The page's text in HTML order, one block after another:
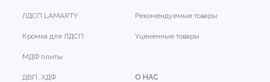
ЛДСП LAMARTY
Кромка для ЛДСП
МДФ плиты
ДВП, ХДФ
Рекомендуемые товары
Уцененные товары
О НАС